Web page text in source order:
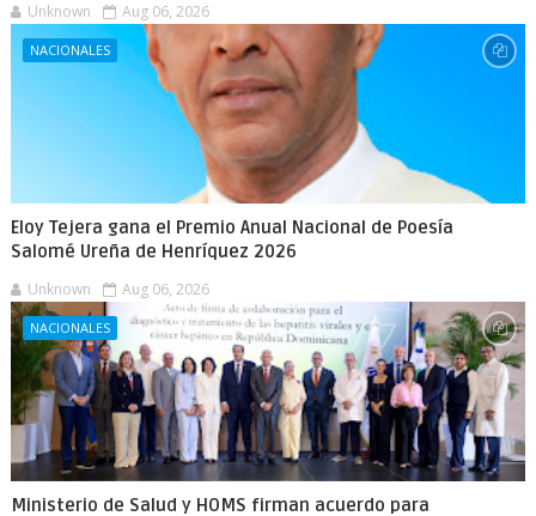
Unknown Aug 06, 2026
NACIONALES
Eloy Tejera gana el Premio Anual Nacional de Poesía
Salomé Ureña de Henríquez 2026
Unknown Aug 06, 2026
NACIONALES
Ministerio de Salud y HOMS firman acuerdo para